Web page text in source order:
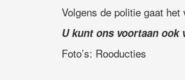
Volgens de politie gaat
U kunt ons voortaan ook
Foto’s: Rooducties